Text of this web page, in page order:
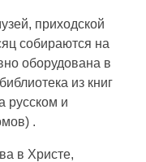
приходской
собираются на
оборудована в
из книг
русском и
.
в Христе,